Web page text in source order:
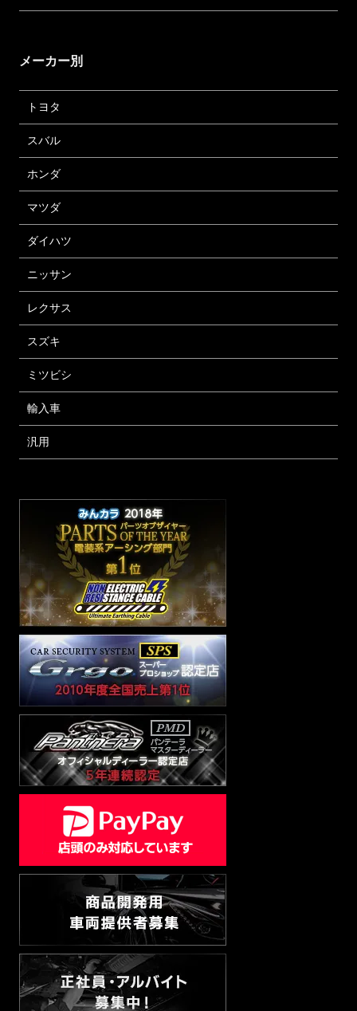
メーカー別
トヨタ
スバル
ホンダ
マツダ
ダイハツ
ニッサン
レクサス
スズキ
ミツビシ
輸入車
汎用